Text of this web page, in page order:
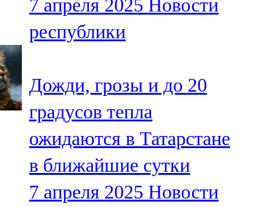
7 апреля 2025 Новости
республики
Дожди, грозы и до 20
градусов тепла
ожидаются в Татарстане
в ближайшие сутки
7 апреля 2025 Новости